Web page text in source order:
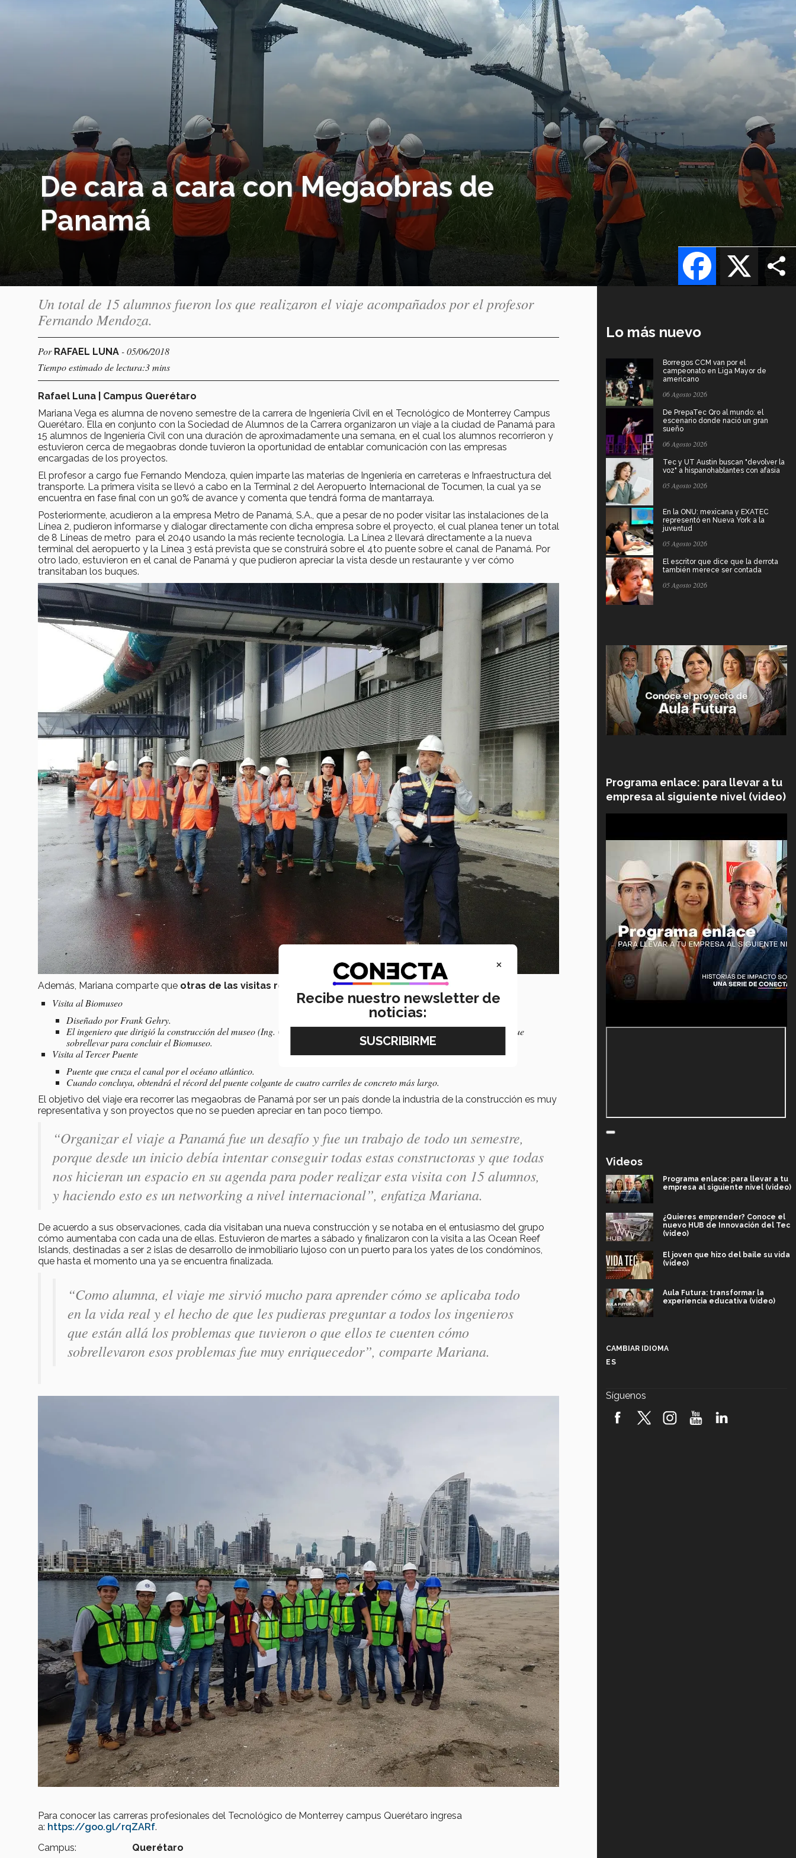
De cara a cara con Megaobras de
Panamá
X
Facebook
Un total de 15 alumnos fueron los que realizaron el viaje acompañados por el profesor
Fernando Mendoza.
Por RAFAEL LUNA - 05/06/2018
Tiempo estimado de lectura:3 mins
Rafael Luna | Campus Querétaro
Mariana Vega es alumna de noveno semestre de la carrera de Ingeniería Civil en el Tecnológico de Monterrey Campus
Querétaro. Ella en conjunto con la Sociedad de Alumnos de la Carrera organizaron un viaje a la ciudad de Panamá para
15 alumnos de Ingeniería Civil con una duración de aproximadamente una semana, en el cual los alumnos recorrieron y
estuvieron cerca de megaobras donde tuvieron la oportunidad de entablar comunicación con las empresas
encargadas de los proyectos.
El profesor a cargo fue Fernando Mendoza, quien imparte las materias de Ingeniería en carreteras e Infraestructura del
transporte. La primera visita se llevó a cabo en la Terminal 2 del Aeropuerto Internacional de Tocumen, la cual ya se
encuentra en fase final con un 90% de avance y comenta que tendrá forma de mantarraya.
Posteriormente, acudieron a la empresa Metro de Panamá, S.A., que a pesar de no poder visitar las instalaciones de la
Línea 2, pudieron informarse y dialogar directamente con dicha empresa sobre el proyecto, el cual planea tener un total
de 8 Líneas de metro para el 2040 usando la más reciente tecnología. La Línea 2 llevará directamente a la nueva
terminal del aeropuerto y la Línea 3 está prevista que se construirá sobre el 4to puente sobre el canal de Panamá. Por
otro lado, estuvieron en el canal de Panamá y que pudieron apreciar la vista desde un restaurante y ver cómo
transitaban los buques.
Además, Mariana comparte que otras de las visitas realizadas fueron:
Visita al Biomuseo
Diseñado por Frank Gehry.
El ingeniero que dirigió la construcción del museo (Ing. César Kiamco) habló con ellos sobre todos los retos que tuvo que
sobrellevar para concluir el Biomuseo.
Visita al Tercer Puente
Puente que cruza el canal por el océano atlántico.
Cuando concluya, obtendrá el récord del puente colgante de cuatro carriles de concreto más largo.
El objetivo del viaje era recorrer las megaobras de Panamá por ser un país donde la industria de la construcción es muy
representativa y son proyectos que no se pueden apreciar en tan poco tiempo.
“Organizar el viaje a Panamá fue un desafío y fue un trabajo de todo un semestre,
porque desde un inicio debía intentar conseguir todas estas constructoras y que todas
nos hicieran un espacio en su agenda para poder realizar esta visita con 15 alumnos,
y haciendo esto es un networking a nivel internacional”, enfatiza Mariana.
De acuerdo a sus observaciones, cada día visitaban una nueva construcción y se notaba en el entusiasmo del grupo
cómo aumentaba con cada una de ellas. Estuvieron de martes a sábado y finalizaron con la visita a las Ocean Reef
Islands, destinadas a ser 2 islas de desarrollo de inmobiliario lujoso con un puerto para los yates de los condóminos,
que hasta el momento una ya se encuentra finalizada.
“Como alumna, el viaje me sirvió mucho para aprender cómo se aplicaba todo
en la vida real y el hecho de que les pudieras preguntar a todos los ingenieros
que están allá los problemas que tuvieron o que ellos te cuenten cómo
sobrellevaron esos problemas fue muy enriquecedor”, comparte Mariana.
Para conocer las carreras profesionales del Tecnológico de Monterrey campus Querétaro ingresa
a: https://goo.gl/rqZARf.
Campus:
Querétaro
Lo más nuevo
Borregos CCM van por el
campeonato en Liga Mayor de
americano
06 Agosto 2026
De PrepaTec Qro al mundo: el
escenario donde nació un gran
sueño
06 Agosto 2026
Tec y UT Austin buscan "devolver la
voz" a hispanohablantes con afasia
05 Agosto 2026
En la ONU: mexicana y EXATEC
representó en Nueva York a la
juventud
05 Agosto 2026
El escritor que dice que la derrota
también merece ser contada
05 Agosto 2026
Programa enlace: para llevar a tu
empresa al siguiente nivel (video)
Videos
Programa enlace: para llevar a tu
empresa al siguiente nivel (video)
¿Quieres emprender? Conoce el
nuevo HUB de Innovación del Tec
(video)
El joven que hizo del baile su vida
(video)
Aula Futura: transformar la
experiencia educativa (video)
robótica FIRST 2026! (video)
CAMBIAR IDIOMA
ES
Síguenos
×
Recibe nuestro newsletter de
noticias: